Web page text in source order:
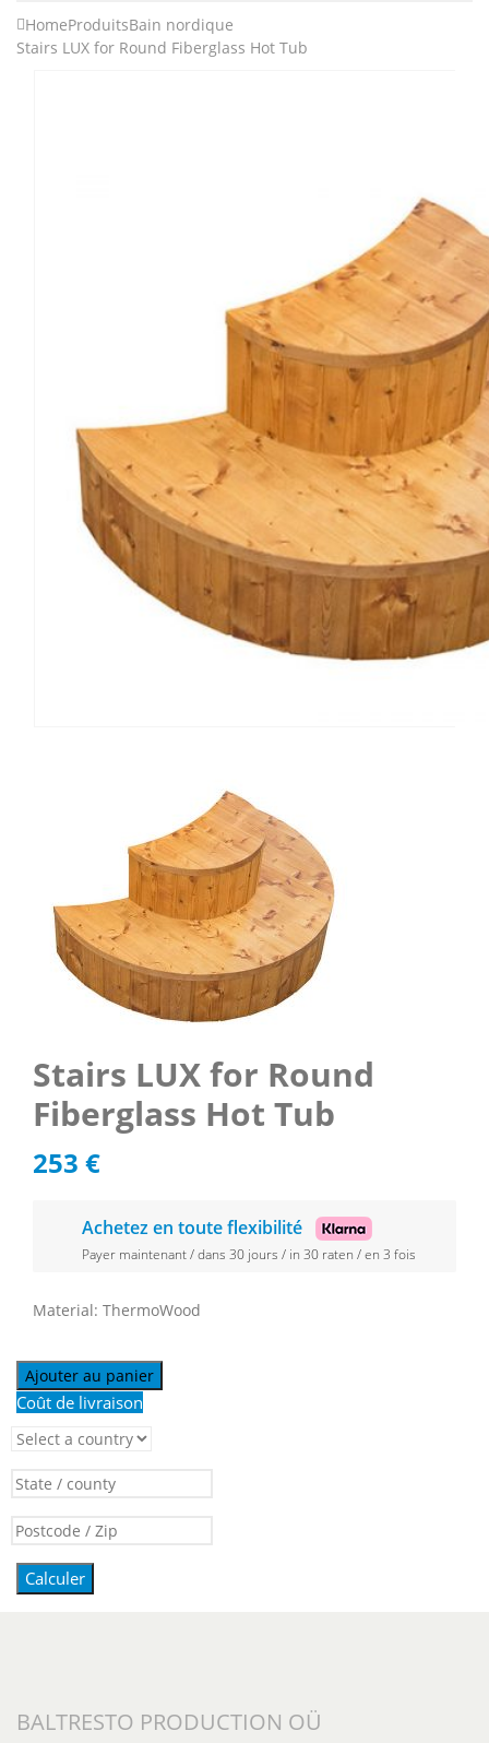
HomeProduitsBain nordique
Stairs LUX for Round Fiberglass Hot Tub
Stairs LUX for Round
Fiberglass Hot Tub
253 €
Achetez en toute flexibilité
Payer maintenant / dans 30 jours / in 30 raten / en 3 fois
Material: ThermoWood
Ajouter au panier
Coût de livraison
Calculer
BALTRESTO PRODUCTION OÜ